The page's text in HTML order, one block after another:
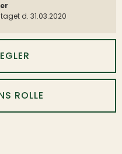
ROLLE
d. 31.03.2020